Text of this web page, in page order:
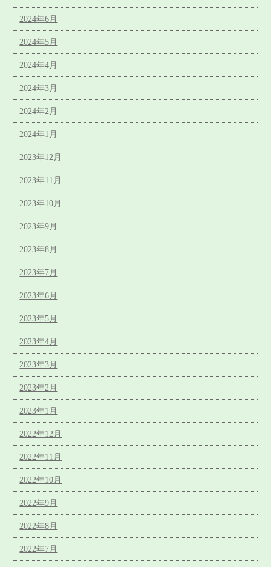
2024年6月
2024年5月
2024年4月
2024年3月
2024年2月
2024年1月
2023年12月
2023年11月
2023年10月
2023年9月
2023年8月
2023年7月
2023年6月
2023年5月
2023年4月
2023年3月
2023年2月
2023年1月
2022年12月
2022年11月
2022年10月
2022年9月
2022年8月
2022年7月